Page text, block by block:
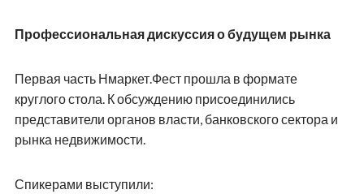
Профессиональная дискуссия о будущем рынка
Первая часть Нмаркет.Фест прошла в формате
круглого стола. К обсуждению присоединились
представители органов власти, банковского сектора и
рынка недвижимости.
Спикерами выступили: